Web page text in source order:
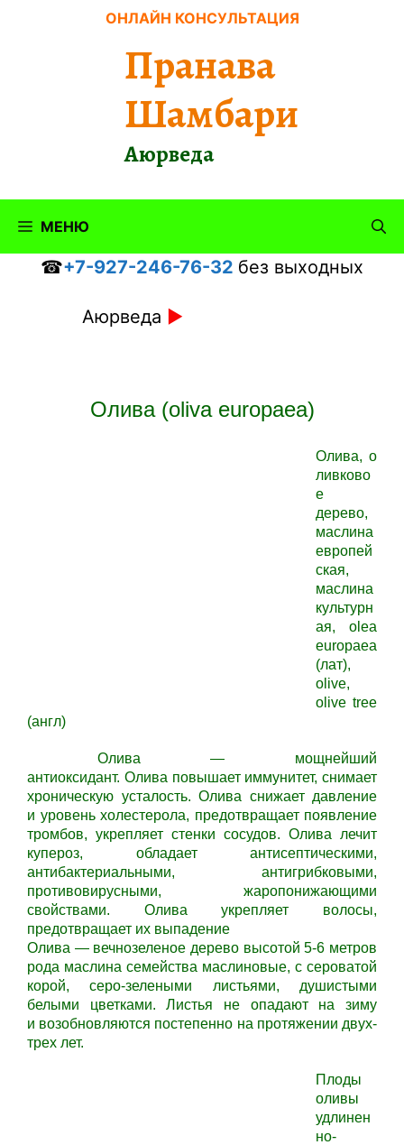
ОНЛАЙН КОНСУЛЬТАЦИЯ
Пранава
Шамбари
Аюрведа
МЕНЮ
☎+7-927-246-76-32 без выходных
Аюрведа ►
Олива (oliva europaea)
Олива, о
ливково
е
дерево,
маслина
европей
ская,
маслина
культурн
ая, olea
europaea
(лат),
olive,
olive tree
(англ)
Олива — мощнейший
антиоксидант. Олива повышает иммунитет, снимает
хроническую усталость. Олива снижает давление
и уровень холестерола, предотвращает появление
тромбов, укрепляет стенки сосудов. Олива лечит
купероз, обладает антисептическими,
антибактериальными, антигрибковыми,
противовирусными, жаропонижающими
свойствами. Олива укрепляет волосы,
предотвращает их выпадение
Олива — вечнозеленое дерево высотой5-6 метров
рода маслина семейства маслиновые, с сероватой
корой, серо-зелеными листьями, душистыми
белыми цветками. Листья не опадают на зиму
и возобновляются постепенно на протяжении двух-
трех лет.
Плоды
оливы
удлинен
но-